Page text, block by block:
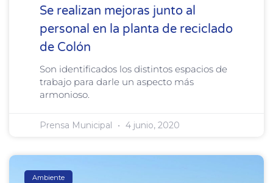
Se realizan mejoras junto al
personal en la planta de reciclado
de Colón
Son identificados los distintos espacios de
trabajo para darle un aspecto más
armonioso.
Prensa Municipal 4 junio, 2020
Ambiente